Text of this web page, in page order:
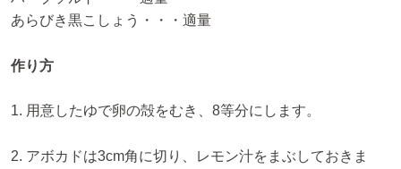
あらびき黒こしょう・・・適量
作り方
1. 用意したゆで卵の殻をむき、8等分にします。
2. アボカドは3cm角に切り、レモン汁をまぶしておきま